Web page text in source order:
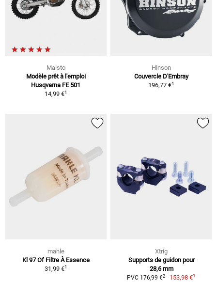
Maisto
Modèle prêt à l'emploi
Husqvarna FE 501
14,99 €1
Hinson
Couvercle D'Embray
196,77 €1
mahle
Kl 97 Of Filtre À Essence
31,99 €1
Xtrig
Supports de guidon pour
28,6 mm
PVC 176,99 €2 153,98 €1